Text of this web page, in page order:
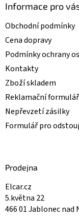
Informace pro
Obchodní podmínky
Cena dopravy
Podmínky ochrany
Kontakty
Zboží skladem
Reklamační formulář
Nepřevzetí zásilky
Formulář pro
Prodejna
Elcar.cz
5.května 22
466 01 Jablonec nad